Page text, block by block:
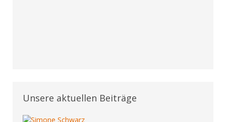
Unsere aktuellen Beiträge